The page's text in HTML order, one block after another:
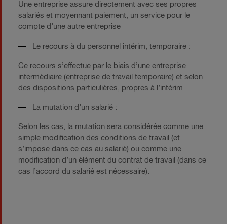
Une entreprise assure directement avec ses propres
salariés et moyennant paiement, un service pour le
compte d’une autre entreprise
Le recours à du personnel intérim, temporaire :
Ce recours s’effectue par le biais d’une entreprise
intermédiaire (entreprise de travail temporaire) et selon
des dispositions particulières, propres à l’intérim
La mutation d’un salarié :
Selon les cas, la mutation sera considérée comme une
simple modification des conditions de travail (et
s’impose dans ce cas au salarié) ou comme une
modification d’un élément du contrat de travail (dans ce
cas l’accord du salarié est nécessaire).